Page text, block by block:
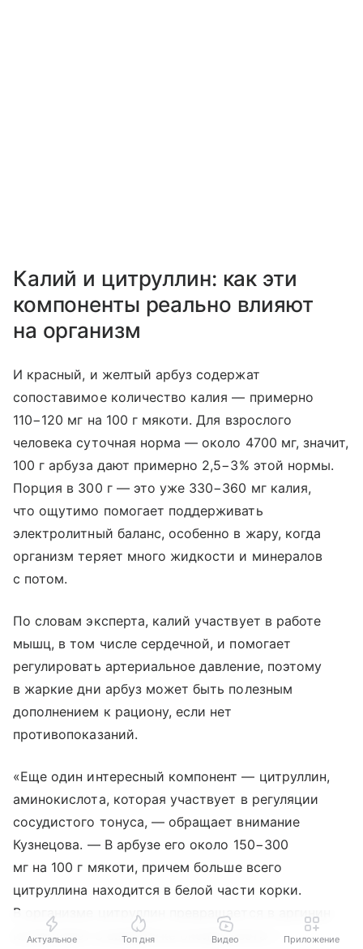
Калий и цитруллин: как эти
компоненты реально влияют
на организм
И красный, и желтый арбуз содержат
сопоставимое количество калия — примерно
110−120 мг на 100 г мякоти. Для взрослого
человека суточная норма — около 4700 мг, значит,
100 г арбуза дают примерно 2,5−3% этой нормы.
Порция в 300 г — это уже 330−360 мг калия,
что ощутимо помогает поддерживать
электролитный баланс, особенно в жару, когда
организм теряет много жидкости и минералов
с потом.
По словам эксперта, калий участвует в работе
мышц, в том числе сердечной, и помогает
регулировать артериальное давление, поэтому
в жаркие дни арбуз может быть полезным
дополнением к рациону, если нет
противопоказаний.
«Еще один интересный компонент — цитруллин,
аминокислота, которая участвует в регуляции
сосудистого тонуса, — обращает внимание
Кузнецова. — В арбузе его около 150−300
мг на 100 г мякоти, причем больше всего
цитруллина находится в белой части корки.
В организме цитруллин превращается в аргинин
и участвует в выработке оксида азота —
Актуальное Топ дня Видео Приложение